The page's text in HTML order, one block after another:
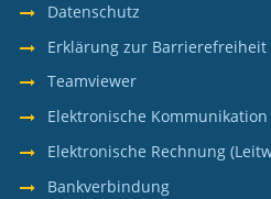
Datenschutz
Erklärung zur Barrierefreiheit
Teamviewer
Elektronische Kommunikation
Elektronische Rechnung
Bankverbindung